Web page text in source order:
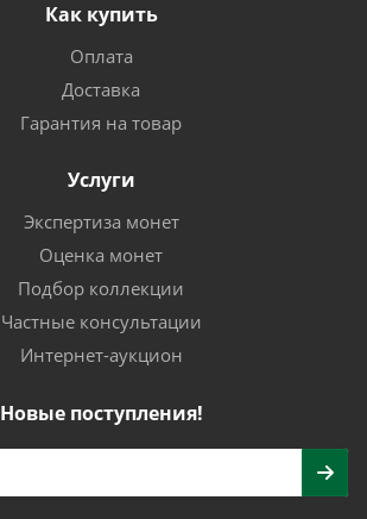
Как купить
Оплата
Доставка
Гарантия на товар
Услуги
Экспертиза монет
Оценка монет
Подбор коллекции
Частные консультации
Интернет-аукцион
Новые поступления!